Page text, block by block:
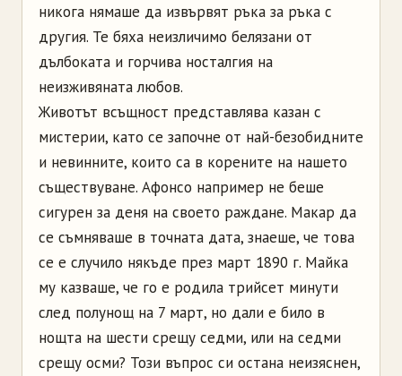
никога нямаше да извървят ръка за ръка с
другия. Те бяха неизличимо белязани от
дълбоката и горчива носталгия на
неизживяната любов.
Животът всъщност представлява казан с
мистерии, като се започне от най-безобидните
и невинните, които са в корените на нашето
съществуване. Афонсо например не беше
сигурен за деня на своето раждане. Макар да
се съмняваше в точната дата, знаеше, че това
се е случило някъде през март 1890 г. Майка
му казваше, че го е родила трийсет минути
след полунощ на 7 март, но дали е било в
нощта на шести срещу седми, или на седми
срещу осми? Този въпрос си остана неизяснен,